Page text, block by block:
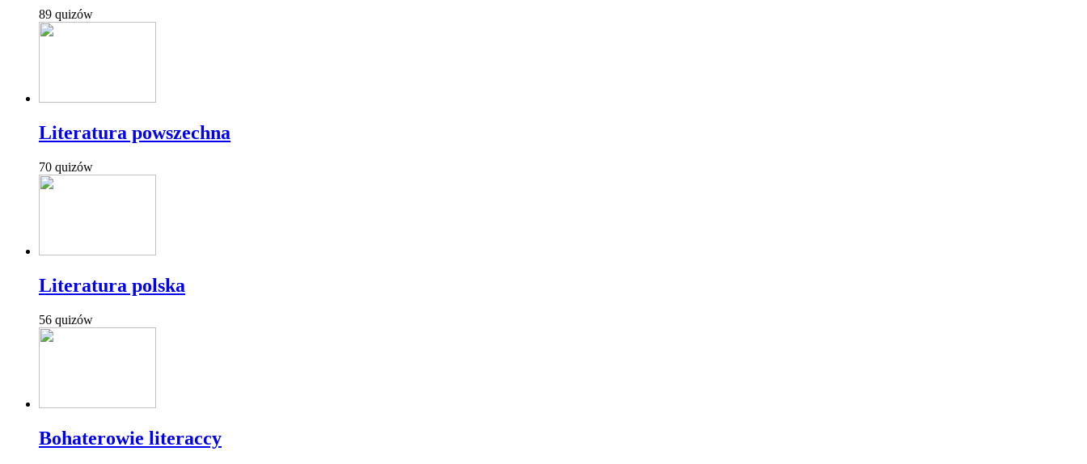
89 quizów
Literatura powszechna
70 quizów
Literatura polska
56 quizów
Bohaterowie literaccy